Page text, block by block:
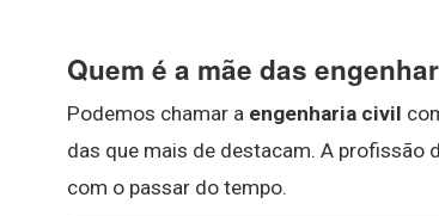
Quem é a mãe das
Podemos chamar a engenharia civil
das que mais de destacam. A profissão
com o passar do tempo.